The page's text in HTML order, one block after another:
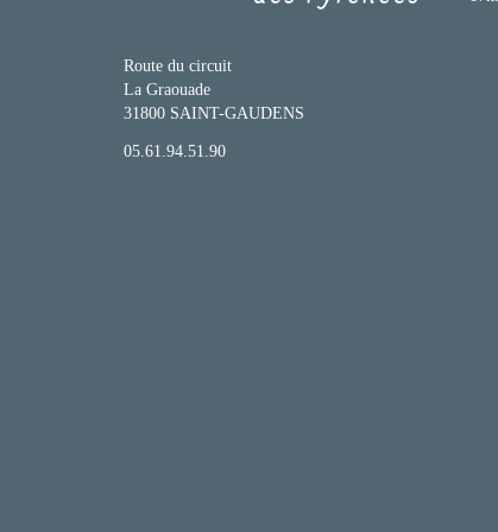
Route du circuit
La Graouade
31800 SAINT-GAUDENS
05.61.94.51.90